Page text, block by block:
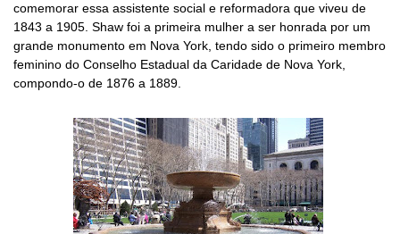
comemorar essa assistente social e reformadora que viveu de
1843 a 1905. Shaw foi a primeira mulher a ser honrada por um
grande monumento em Nova York, tendo sido o primeiro membro
feminino do Conselho Estadual da Caridade de Nova York,
compondo-o de 1876 a 1889.